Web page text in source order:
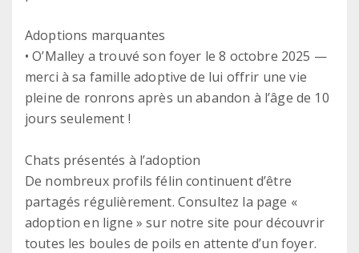
Adoptions marquantes
• O’Malley a trouvé son foyer le 8 octobre 2025 —
merci à sa famille adoptive de lui offrir une vie
pleine de ronrons après un abandon à l’âge de 10
jours seulement !
Chats présentés à l’adoption
De nombreux profils félin continuent d’être
partagés régulièrement. Consultez la page «
adoption en ligne » sur notre site pour découvrir
toutes les boules de poils en attente d’un foyer.